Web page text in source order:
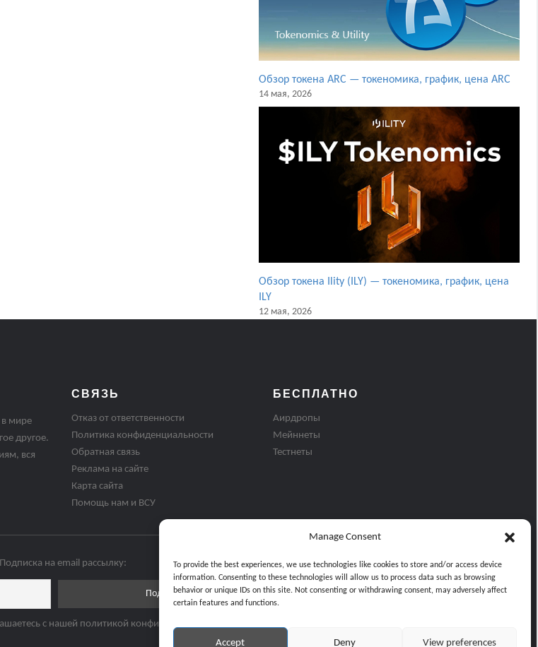
Manage Consent
To provide the best experiences, we use technologies like cookies to store and/or access device
information. Consenting to these technologies will allow us to process data such as browsing
behavior or unique IDs on this site. Not consenting or withdrawing consent, may adversely affect
certain features and functions.
Accept Deny View preferences
Обзор токена ARC — токеномика, график, цена ARC
14 мая, 2026
Обзор токена Ility (ILY) — токеномика, график, цена
ILY
12 мая, 2026
в мире
другое.
вся
СВЯЗЬ
Отказ от ответственности
Политика конфиденциальности
Обратная связь
Реклама на сайте
Карта сайта
Помощь нам и ВСУ
БЕСПЛАТНО
Аирдропы
Мейннеты
Тестнеты
Подписка на email рассылку:
с нашей политикой конфиденциальности